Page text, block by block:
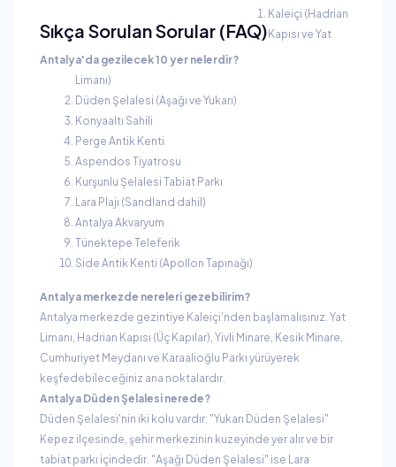
Sıkça Sorulan Sorular (FAQ)
Antalya'da gezilecek 10 yer nelerdir?
Kaleiçi (Hadrian
Kapısı ve Yat
Limanı)
Düden Şelalesi (Aşağı ve Yukarı)
Konyaaltı Sahili
Perge Antik Kenti
Aspendos Tiyatrosu
Kurşunlu Şelalesi Tabiat Parkı
Lara Plajı (Sandland dahil)
Antalya Akvaryum
Tünektepe Teleferik
Side Antik Kenti (Apollon Tapınağı)
Antalya merkezde nereleri gezebilirim?
Antalya merkezde gezintiye Kaleiçi'nden başlamalısınız. Yat
Limanı, Hadrian Kapısı (Üç Kapılar), Yivli Minare, Kesik Minare,
Cumhuriyet Meydanı ve Karaalioğlu Parkı yürüyerek
keşfedebileceğiniz ana noktalardır.
Antalya Düden Şelalesi nerede?
Düden Şelalesi'nin iki kolu vardır: "Yukarı Düden Şelalesi"
Kepez ilçesinde, şehir merkezinin kuzeyinde yer alır ve bir
tabiat parkı içindedir. "Aşağı Düden Şelalesi" ise Lara